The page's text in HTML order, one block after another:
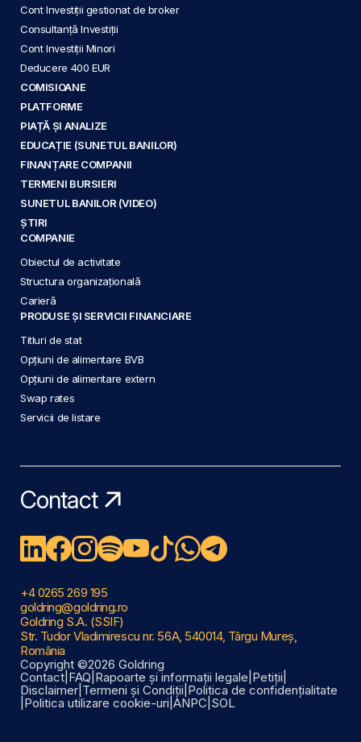
Cont Investiții gestionat de broker
Consultanță Investiții
Cont Investiții Minori
Deducere 400 EUR
COMISIOANE
PLATFORME
PIAȚĂ ȘI ANALIZE
EDUCAȚIE (SUNETUL BANILOR)
FINANȚARE COMPANII
TERMENI BURSIERI
SUNETUL BANILOR (VIDEO)
ȘTIRI
COMPANIE
Obiectul de activitate
Structura organizațională
Carieră
PRODUSE ȘI SERVICII FINANCIARE
Titluri de stat
Opțiuni de alimentare BVB
Opțiuni de alimentare extern
Swap rates
Servicii de listare
Contact
+4 0265 269 195
goldring@goldring.ro
Goldring S.A. (SSIF)
Str. Tudor Vladimirescu nr. 56A, 540014, Târgu Mureș,
România
Copyright ©2026 Goldring
Contact FAQ Rapoarte și informații legale Petiții
Disclaimer Termeni și Condiții Politica de confidențialitate
Politica utilizare cookie-uri ANPC SOL